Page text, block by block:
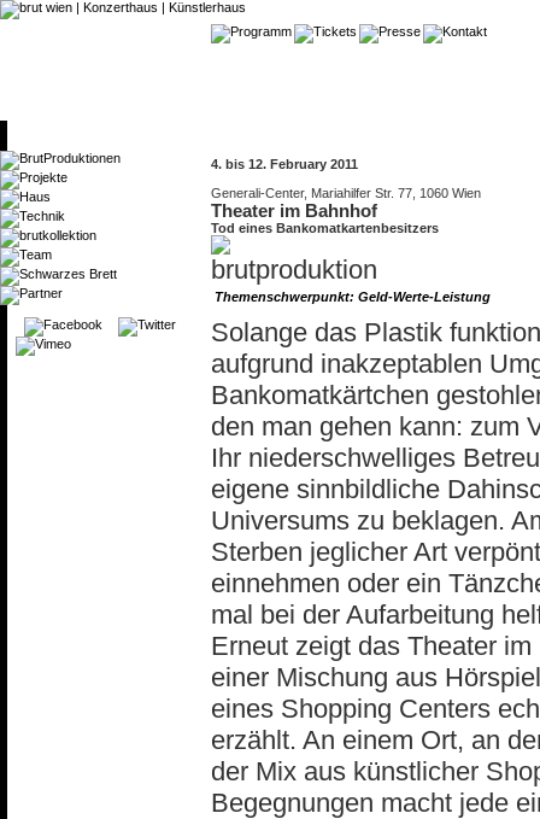
4. bis 12. February 2011
Generali-Center, Mariahilfer Str. 77, 1060 Wien
Theater im Bahnhof
Tod eines Bankomatkartenbesitzers
Themenschwerpunkt: Geld-Werte-Leistung
Solange das Plastik
aufgrund inakzeptablen
Bankomatkärtchen
den man gehen kann: zum
Ihr niederschwelliges
eigene sinnbildliche
Universums zu beklagen.
Sterben jeglicher Art
einnehmen oder ein
mal bei der Aufarbeitung
Erneut zeigt das Theater
einer Mischung aus
eines Shopping Centers
erzählt. An einem Ort, an
der Mix aus künstlicher
Begegnungen macht jede